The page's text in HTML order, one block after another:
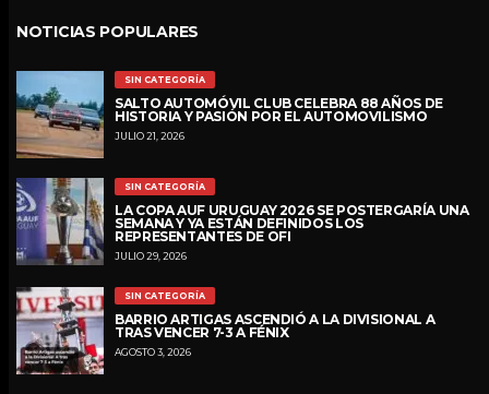
NOTICIAS POPULARES
SIN CATEGORÍA
SALTO AUTOMÓVIL CLUB CELEBRA 88 AÑOS DE
HISTORIA Y PASIÓN POR EL AUTOMOVILISMO
JULIO 21, 2026
SIN CATEGORÍA
LA COPA AUF URUGUAY 2026 SE POSTERGARÍA UNA
SEMANA Y YA ESTÁN DEFINIDOS LOS
REPRESENTANTES DE OFI
JULIO 29, 2026
SIN CATEGORÍA
BARRIO ARTIGAS ASCENDIÓ A LA DIVISIONAL A
TRAS VENCER 7-3 A FÉNIX
AGOSTO 3, 2026